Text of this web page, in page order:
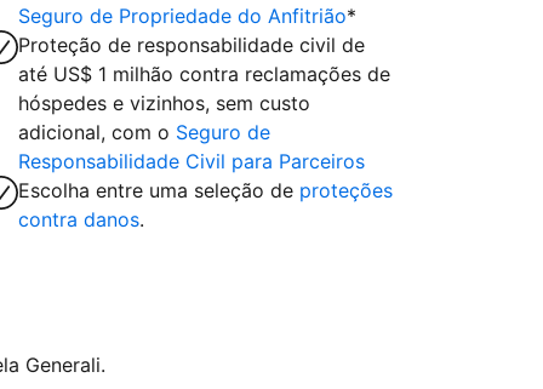
Seguro de Propriedade do Anfitrião*
Proteção de responsabilidade civil de
até US$ 1 milhão contra reclamações de
hóspedes e vizinhos, sem custo
adicional, com o Seguro de
Responsabilidade Civil para Parceiros
Escolha entre uma seleção de proteções
contra danos.
Generali.